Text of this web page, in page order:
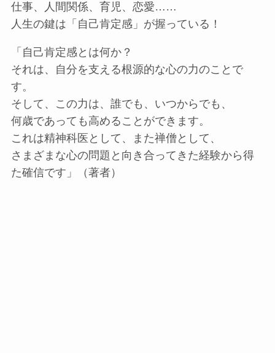
仕事、人間関係、育児、恋愛……
人生の鍵は「自己肯定感」が握っている！
「自己肯定感とは何か？
それは、自分を支える根源的な心の力のことで
す。
そして、この力は、誰でも、いつからでも、
何歳であっても高めることができます。
これは精神科医として、また禅僧として、
さまざまな心の問題と向き合ってきた経験から得
た確信です」（著者）